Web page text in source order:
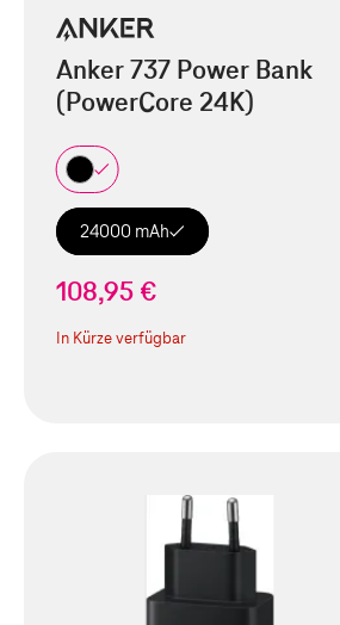
Anker 737 Power Bank
(PowerCore 24K)
24000 mAh
108,95 €
In Kürze verfügbar